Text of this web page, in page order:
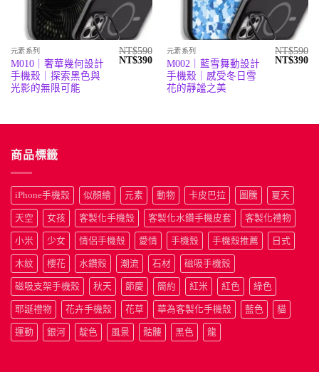
元素系列
M010｜奢華幾何設計
手機殼｜探索黑色與
光影的無限可能
NT$590
原
NT$390目
格：
元素系列
M002｜藍雪舞動設計
手機殼｜感受冬日雪
花的靜謐之美
NT$590
原
NT$390目
商品標籤
iPhone手機殼 似顏繪 元素 動物 卡皮巴拉 圖騰 夏天
天空 女孩 客製化手機殼 客製化水鑽手機皮套 客製化禮物
小米 少女 情侶手機殼 愛情 手機殼 手機殼推薦 日式
木紋 櫻花 水鑽殼 潮流 石材 磁吸手機殼
磁吸支架手機殼 秋天 節慶 簡約 紅米 紅色 綠色
耶誕禮物 花卉手機殼 花草 華為客製化手機殼 藍色 貓
運動 銀河 靛色 風景 骷髏 黑色 龍